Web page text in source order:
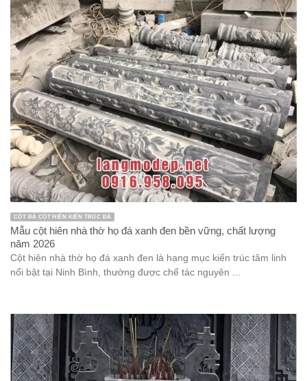
CỘT ĐÁ CỘT HIÊN KIẾN TRÚC ĐÁ
Mẫu cột hiên nhà thờ họ đá xanh đen bền vững, chất lượng
năm 2026
Cột hiên nhà thờ họ đá xanh đen là hạng mục kiến trúc tâm linh
nổi bật tại Ninh Bình, thường được chế tác nguyên ...